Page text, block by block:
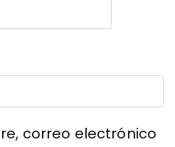
correo electrónico